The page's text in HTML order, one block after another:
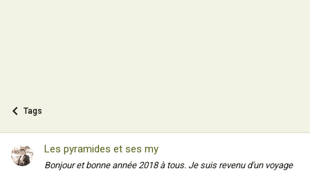
Tags
Les pyramides et ses my
Bonjour et bonne année 2018 à tous. Je suis revenu d'un voyage